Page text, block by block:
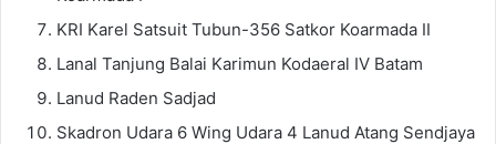
KRI Karel Satsuit Tubun-356 Satkor Koarmada II
Lanal Tanjung Balai Karimun Kodaeral IV Batam
Lanud Raden Sadjad
Skadron Udara 6 Wing Udara 4 Lanud Atang Sendjaya